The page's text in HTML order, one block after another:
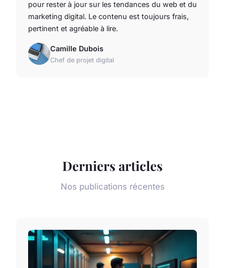
pour rester à jour sur les tendances du web et du
marketing digital. Le contenu est toujours frais,
pertinent et agréable à lire.
Camille Dubois
Chef de projet digital
Derniers articles
Nos publications récentes